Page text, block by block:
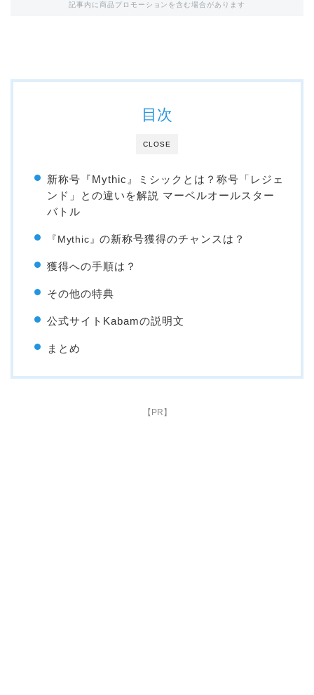
記事内に商品プロモーションを含む場合があります
CLOSE
目次
新称号『Mythic』ミシックとは？称号「レジェ
ンド」との違いを解説 マーベルオールスター
バトル
『Mythic』の新称号獲得のチャンスは？
獲得への手順は？
その他の特典
公式サイトKabamの説明文
まとめ
【PR】